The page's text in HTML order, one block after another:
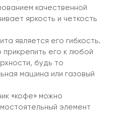
качественной
яркость и четкость
является его гибкость.
прикрепить его к любой
будь то
машина или газовый
«кофе» можно
элемент